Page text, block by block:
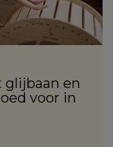
en
voor in